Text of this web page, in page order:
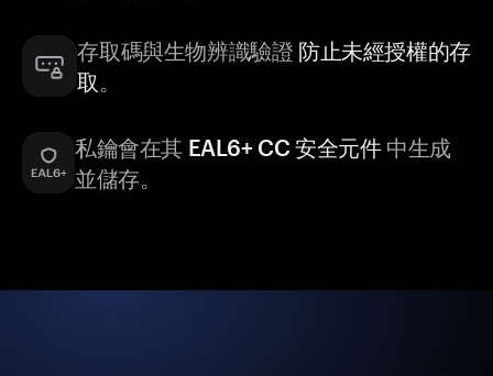
存取碼與生物辨識驗證 防止未經授權的存
取 。
私鑰會在其 EAL6+ CC 安全元件中生成
並儲存。